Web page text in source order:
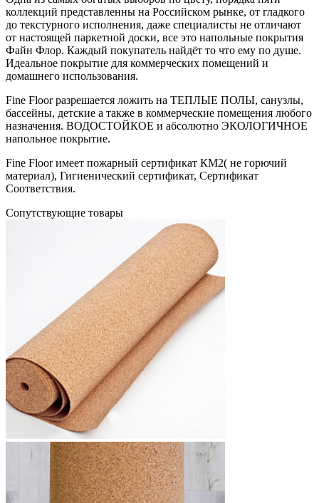
коллекций представленны на Российском рынке, от гладкого
до текстурного исполнения, даже специалисты не отличают
от настоящей паркетной доски, все это напольные покрытия
Файн Флор. Каждый покупатель найдёт то что ему по душе.
Идеальное покрытие для коммерческих помещений и
домашнего использования.
Fine Floor разрешается ложить на ТЕПЛЫЕ ПОЛЫ, санузлы,
бассейны, детские а также в коммерческие помещения любого
назначения. ВОДОСТОЙКОЕ и абсолютно ЭКОЛОГИЧНОЕ
напольное покрытие.
Fine Floor имеет пожарный сертификат КМ2( не горючий
материал), Гигиенический сертификат, Сертификат
Соответствия.
Cопутствующие товары